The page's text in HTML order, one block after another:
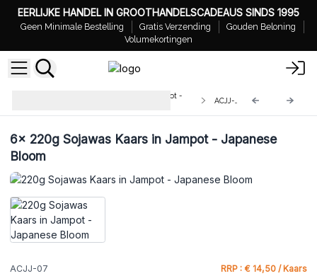
EERLIJKE HANDEL IN GROOTHANDELSCADEAUS SINDS 1995
Geen Minimale Bestelling Gratis Verzending
Gouden Beloning
Volumekortingen
Sojawas Kaarsen in Glazen Jam Pot -
6x 220g Sojawas Kaars in Jampot - Japanese
Bloom
ACJJ-07 RRP : € 14,50 / Kaars